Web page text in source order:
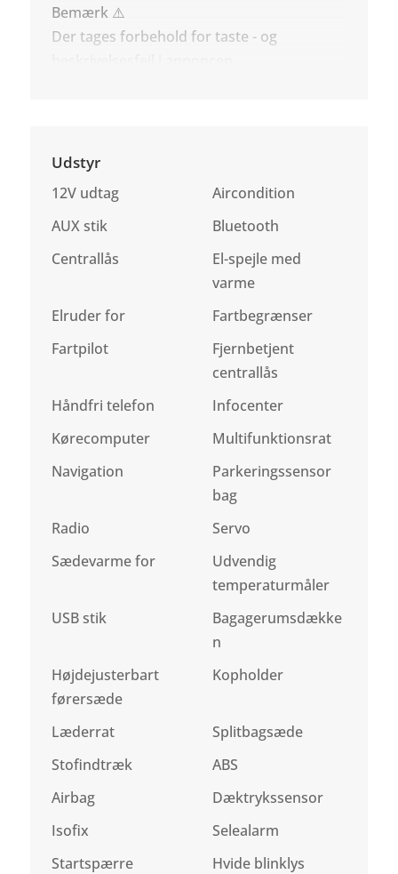
Bemærk ⚠️
Der tages forbehold for taste - og
Udstyr
12V udtag
Aircondition
AUX stik
Bluetooth
Centrallås
El-spejle med
varme
Elruder for
Fartbegrænser
Fartpilot
Fjernbetjent
centrallås
Håndfri telefon
Infocenter
Kørecomputer
Multifunktionsrat
Navigation
Parkeringssensor
bag
Radio
Servo
Sædevarme for
Udvendig
temperaturmåler
USB stik
Bagagerumsdække
n
Højdejusterbart
førersæde
Kopholder
Læderrat
Splitbagsæde
Stofindtræk
ABS
Airbag
Dæktrykssensor
Isofix
Selealarm
Startspærre
Hvide blinklys